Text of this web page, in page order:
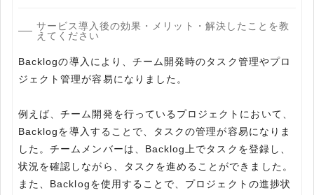
サービス導入後の効果・メリット・解決したことを教
えてください
Backlogの導入により、チーム開発時のタスク管理やプロ
ジェクト管理が容易になりました。
例えば、チーム開発を行っているプロジェクトにおいて、
Backlogを導入することで、タスクの管理が容易になりま
した。チームメンバーは、Backlog上でタスクを登録し、
状況を確認しながら、タスクを進めることができました。
また、Backlogを使用することで、プロジェクトの進捗状